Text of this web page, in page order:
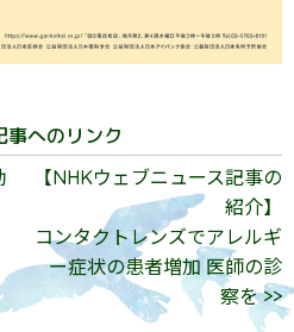
事へのリンク
【NHKウェブニュース記事の
紹介】
コンタクトレンズでアレルギ
ー症状の患者増加 医師の診
察を >>